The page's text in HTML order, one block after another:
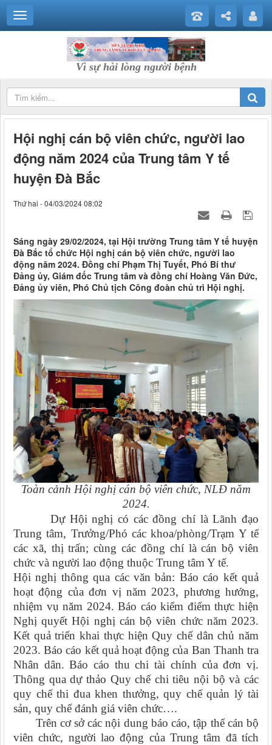
Vì sự hài lòng người bệnh
Hội nghị cán bộ viên chức, người lao
động năm 2024 của Trung tâm Y tế
huyện Đà Bắc
Thứ hai - 04/03/2024 08:02
Sáng ngày 29/02/2024, tại Hội trường Trung tâm Y tế huyện
Đà Bắc tổ chức Hội nghị cán bộ viên chức, người lao
động năm 2024. Đồng chí Phạm Thị Tuyết, Phó Bí thư
Đảng ủy, Giám đốc Trung tâm và đồng chí Hoàng Văn Đức,
Đảng ủy viên, Phó Chủ tịch Công đoàn chủ trì Hội nghị.
Toàn cảnh Hội nghị cán bộ viên chức, NLĐ năm
2024.
Dự Hội nghị có các đồng chí là Lãnh đạo
Trung tâm, Trưởng/Phó các khoa/phòng/Trạm Y tế
các xã, thị trấn; cùng các đồng chí là cán bộ viên
chức và người lao động thuộc Trung tâm Y tế.
Hội nghị thông qua các văn bản: Báo cáo kết quả
hoạt động của đơn vị năm 2023, phương hướng,
nhiệm vụ năm 2024. Báo cáo kiểm điểm thực hiện
Nghị quyết Hội nghị cán bộ viên chức năm 2023.
Kết quả triển khai thực hiện Quy chế dân chủ năm
2023. Báo cáo kết quả hoạt động của Ban Thanh tra
Nhân dân. Báo cáo thu chi tài chính của đơn vị.
Thông qua dự thảo Quy chế chi tiêu nội bộ và các
quy chế thi đua khen thưởng, quy chế quản lý tài
sản, quy chế đánh giá viên chức….
Trên cơ sở các nội dung báo cáo, tập thể cán bộ
viên chức, người lao động của Trung tâm đã tích